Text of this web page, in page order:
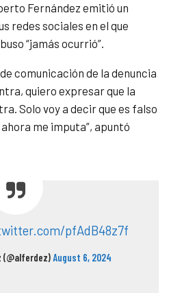
Fernández emitió un
redes sociales en el que
“jamás ocurrió”.
comunicación de la denuncia
quiero expresar que la
Solo voy a decir que es falso
me imputa”, apuntó
pfAdB48z7f
(@alferdez)August 6, 2024